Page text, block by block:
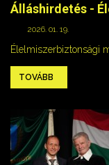
Álláshirdetés -
2026. 01. 19.
Élelmiszerbiztonsági
TOVÁBB